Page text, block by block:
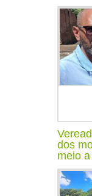
dos
meio a